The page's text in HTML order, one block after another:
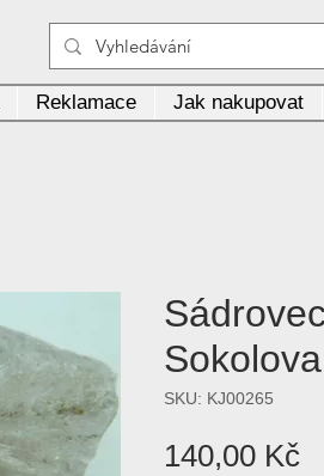
Reklamace Jak nakupovat
SKU: KJ00265
140,00 Kč